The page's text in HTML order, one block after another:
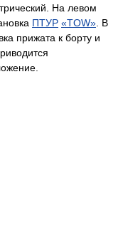
На левом
ПТУР «TOW» . В
прижата к борту и